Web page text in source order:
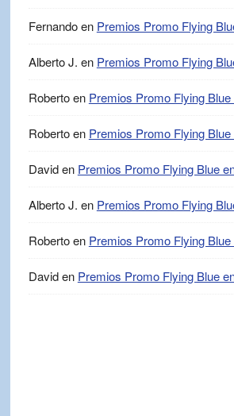
Fernandoen Premios Promo Flying
Alberto J. en Premios Promo Flying
Robertoen Premios Promo Flying
Robertoen Premios Promo Flying
Daviden Premios Promo Flying Blue
Alberto J. en Premios Promo Flying
Robertoen Premios Promo Flying
Daviden Premios Promo Flying Blue